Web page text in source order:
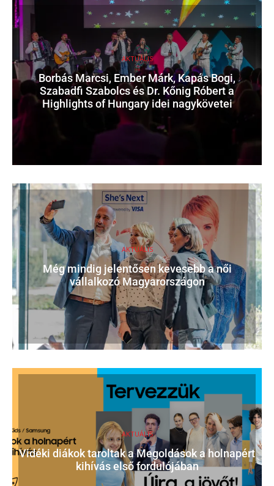
AKTUÁLIS
Borbás Marcsi, Ember Márk, Kapás Bogi,
Szabadfi Szabolcs és Dr. Kőnig Róbert a
Highlights of Hungary idei nagykövetei
AKTUÁLIS
Még mindig jelentősen kevesebb a női
vállalkozó Magyarországon
AKTUÁLIS
Vidéki diákok taroltak a Megoldások a holnapért
kihívás első fordulójában